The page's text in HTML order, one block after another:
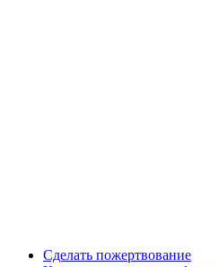
Сделать пожертвование